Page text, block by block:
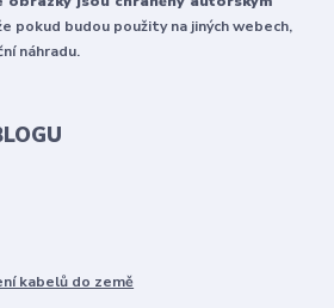
pokud budou použity na jiných webech,
náhradu.
kabelů do země